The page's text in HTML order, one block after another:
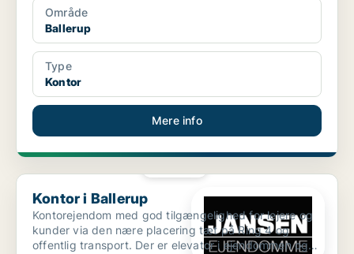
Område
Ballerup
Type
Kontor
Mere info
Kontor i Ballerup
Kontor i Ballerup
Kontorejendom med god tilgængelighed for lejere og
kunder via den nære placering tæt på Ring 4 og
offentlig transport. Der er elevator i ejendommen og